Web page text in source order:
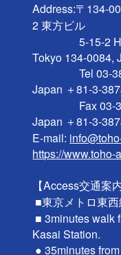
Address:〒134-
2 東方ビル
                 5-15-2 Higashi-Kasai, Edogawa-Ku,
Tokyo 134-0084,
                 Tel 03-3878-9630  (from outside of
Japan ＋81-3-
Japan ＋81-3-
E-mail:
https://www.toho-
【Access交通案内
Kasai Station.